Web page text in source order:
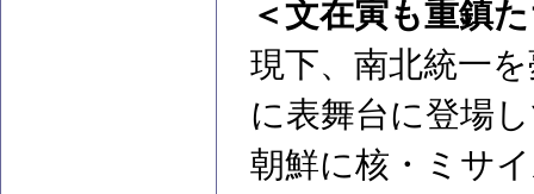
＜文在寅も重鎮
現下、南北統一
に表舞台に登場
朝鮮に核・ミサ